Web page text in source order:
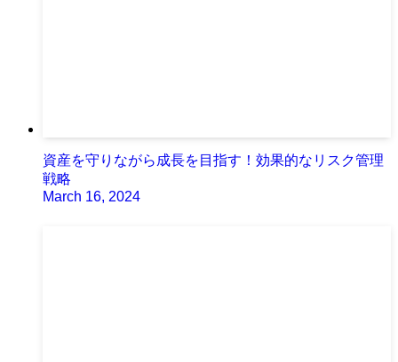
資産を守りながら成長を目指す！効果的なリスク管理
戦略
March 16, 2024